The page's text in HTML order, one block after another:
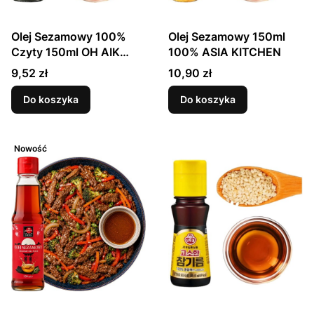
Olej Sezamowy 100%
Czyty 150ml OH AIK
GUAN
Cena
9,52 zł
Do koszyka
Olej Sezamowy 150ml
100% ASIA KITCHEN
Cena
10,90 zł
Do koszyka
Nowość